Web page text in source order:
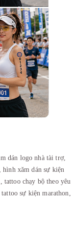
dán logo nhà tài trợ,
hình xăm dán sự kiện
tattoo chạy bộ theo yêu
tattoo sự kiện marathon,